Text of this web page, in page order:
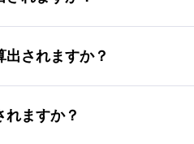
されますか？
ますか？